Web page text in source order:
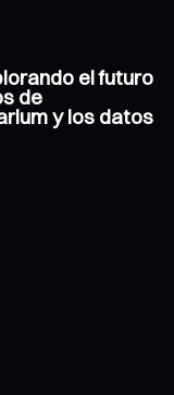
el futuro
de
y los datos